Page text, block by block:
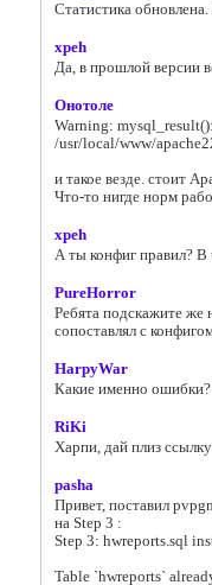
Статистика
xpeh
Да, в прошлой версии
Онотоле
Warning:
/usr/local/www/
и такое везде. стоит
Что-то нигде норм
xpeh
А ты конфиг правил? В
PureHorror
Ребята подскажите же
сопоставлял с
HarpyWar
Какие именно
RiKi
Харпи, дай плиз
pasha
Привет, поставил
на Step 3 :
Step 3: hwreports.sql
Table `hwreports`